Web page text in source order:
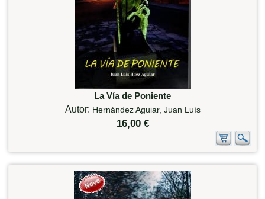
La Vía de Poniente
Autor: Hernández Aguiar, Juan Luís
16,00 €